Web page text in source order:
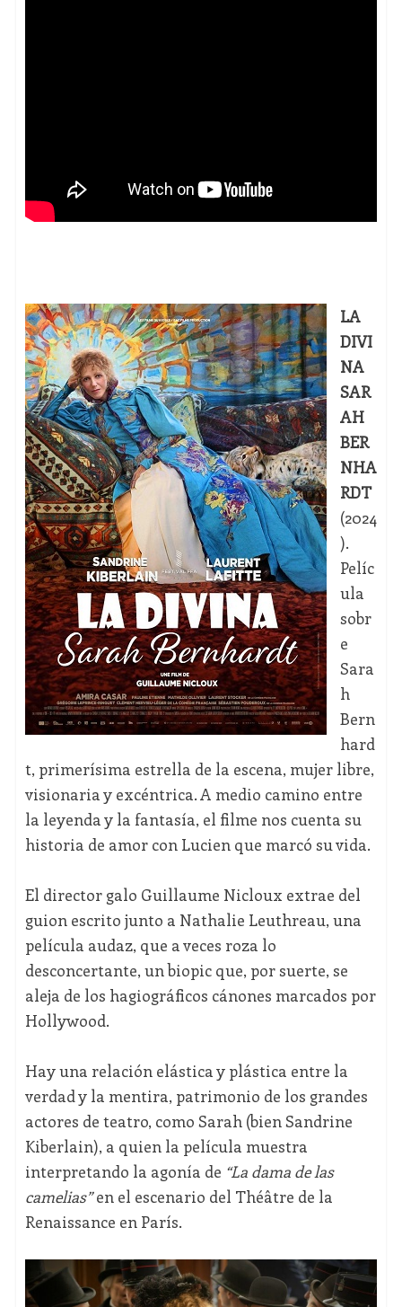
LA
DIVI
NA
SAR
AH
BER
NHA
RDT
(2024
).
Pelíc
ula
sobr
e
Sara
h
Bern
hard
t, primerísima estrella de la escena, mujer libre,
visionaria y excéntrica. A medio camino entre
la leyenda y la fantasía, el filme nos cuenta su
historia de amor con Lucien que marcó su vida.
El director galo Guillaume Nicloux extrae del
guion escrito junto a Nathalie Leuthreau, una
película audaz, que a veces roza lo
desconcertante, un biopic que, por suerte, se
aleja de los hagiográficos cánones marcados por
Hollywood.
Hay una relación elástica y plástica entre la
verdad y la mentira, patrimonio de los grandes
actores de teatro, como Sarah (bien Sandrine
Kiberlain), a quien la película muestra
interpretando la agonía de “La dama de las
camelias”en el escenario del Théâtre de la
Renaissance en París.